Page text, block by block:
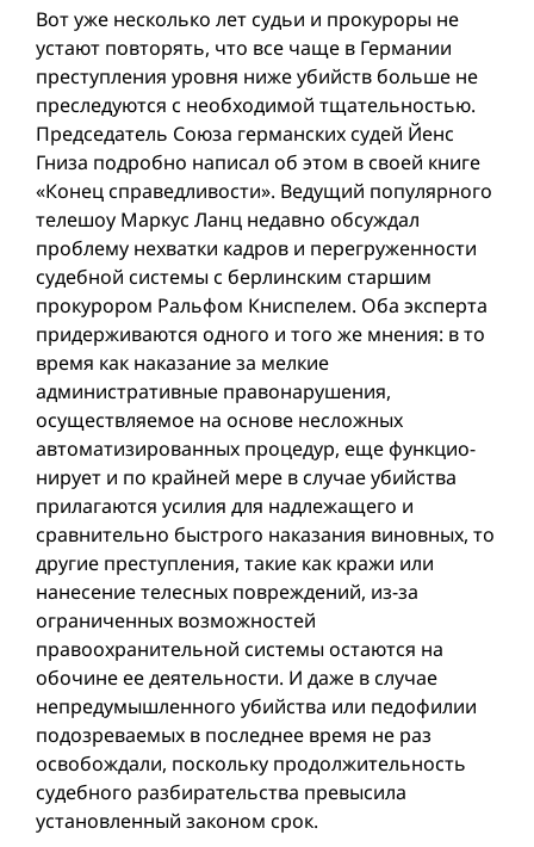
Вот уже несколько лет судьи и прокуроры не
устают повторять, что все чаще в Германии
преступления уровня ниже убийств больше не
преследуются с необходимой тщательностью.
Председатель Союза германских судей Йенс
Гниза подробно написал об этом в своей книге
«Конец справедливости». Ведущий популярного
телешоу Маркус Ланц недавно обсуждал
проблему нехватки кадров и перегруженности
судебной системы с берлинским старшим
прокурором Ральфом Книспелем. Оба эксперта
придерживаются одного и того же мнения: в то
время как наказание за мелкие
административные правонарушения,
осуществляемое на основе несложных
автоматизированных процедур, еще функцио­
нирует и по крайней мере в случае убийства
прилагаются усилия для надлежащего и
сравнительно быстрого наказания виновных, то
другие преступления, такие как кражи или
нанесение телесных повреждений, из-за
ограниченных возможностей
правоохранительной системы остаются на
обочине ее деятельности. И даже в случае
непредумышленного убийства или педофилии
подозреваемых в последнее время не раз
освобождали, поскольку продолжительность
судебного разбирательства превысила
установленный законом срок.